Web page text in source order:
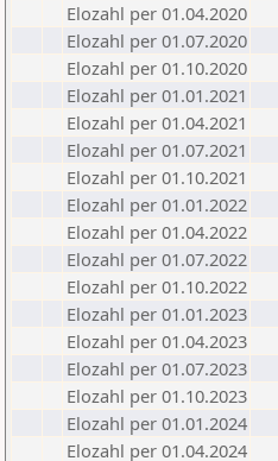
Elozahl per 01.04.2020
Elozahl per 01.07.2020
Elozahl per 01.10.2020
Elozahl per 01.01.2021
Elozahl per 01.04.2021
Elozahl per 01.07.2021
Elozahl per 01.10.2021
Elozahl per 01.01.2022
Elozahl per 01.04.2022
Elozahl per 01.07.2022
Elozahl per 01.10.2022
Elozahl per 01.01.2023
Elozahl per 01.04.2023
Elozahl per 01.07.2023
Elozahl per 01.10.2023
Elozahl per 01.01.2024
Elozahl per 01.04.2024